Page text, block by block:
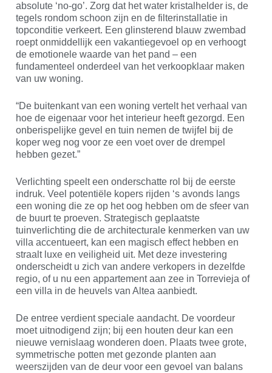
absolute ‘no-go’. Zorg dat het water kristalhelder is, de
tegels rondom schoon zijn en de filterinstallatie in
topconditie verkeert. Een glinsterend blauw zwembad
roept onmiddellijk een vakantiegevoel op en verhoogt
de emotionele waarde van het pand – een
fundamenteel onderdeel van het verkoopklaar maken
van uw woning.
“De buitenkant van een woning vertelt het verhaal van
hoe de eigenaar voor het interieur heeft gezorgd. Een
onberispelijke gevel en tuin nemen de twijfel bij de
koper weg nog voor ze een voet over de drempel
hebben gezet.”
Verlichting speelt een onderschatte rol bij de eerste
indruk. Veel potentiële kopers rijden ‘s avonds langs
een woning die ze op het oog hebben om de sfeer van
de buurt te proeven. Strategisch geplaatste
tuinverlichting die de architecturale kenmerken van uw
villa accentueert, kan een magisch effect hebben en
straalt luxe en veiligheid uit. Met deze investering
onderscheidt u zich van andere verkopers in dezelfde
regio, of u nu een appartement aan zee in Torrevieja of
een villa in de heuvels van Altea aanbiedt.
De entree verdient speciale aandacht. De voordeur
moet uitnodigend zijn; bij een houten deur kan een
nieuwe vernislaag wonderen doen. Plaats twee grote,
symmetrische potten met gezonde planten aan
weerszijden van de deur voor een gevoel van balans